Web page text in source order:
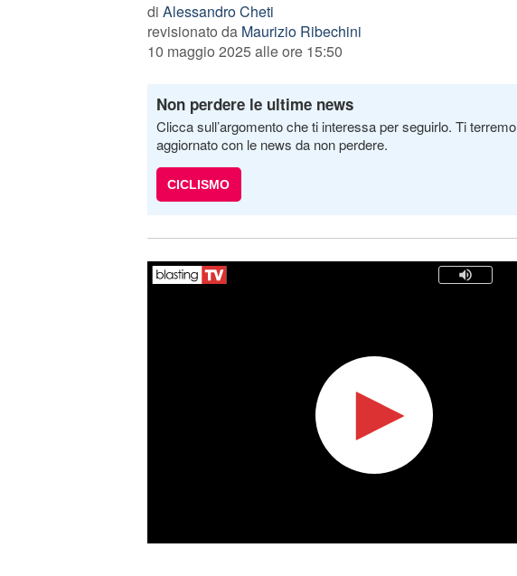
di Alessandro Cheti
revisionato da Maurizio Ribechini
10 maggio 2025 alle ore 15:50
Non perdere le ultime news
Clicca sull’argomento che ti interessa per seguirlo. Ti terremo
aggiornato con le news da non perdere.
CICLISMO